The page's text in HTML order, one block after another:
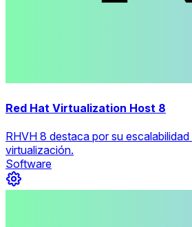
Red Hat Virtualization Host 8
RHVH 8 destaca por su
virtualización.
Software